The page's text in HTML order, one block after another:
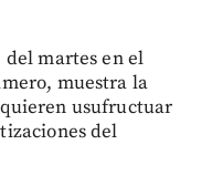
martes en el
muestra la
usufructuar
del